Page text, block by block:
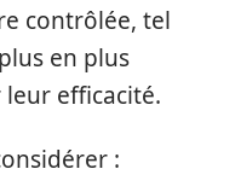
contrôlée, tel
en plus
efficacité.
: